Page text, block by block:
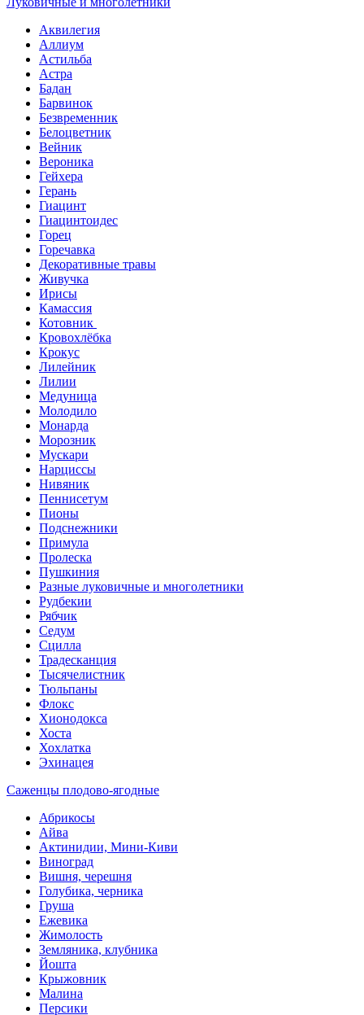
Аквилегия
Аллиум
Астильба
Астра
Бадан
Барвинок
Безвременник
Белоцветник
Вейник
Вероника
Гейхера
Герань
Гиацинт
Гиацинтоидес
Горец
Горечавка
Декоративные травы
Живучка
Ирисы
Камассия
Котовник
Кровохлёбка
Крокус
Лилейник
Лилии
Медуница
Молодило
Монарда
Морозник
Мускари
Нарциссы
Нивяник
Пеннисетум
Пионы
Подснежники
Примула
Пролеска
Пушкиния
Разные луковичные и многолетники
Рудбекии
Рябчик
Седум
Сцилла
Традесканция
Тысячелистник
Тюльпаны
Флокс
Хионодокса
Хоста
Хохлатка
Эхинацея
Саженцы плодово-ягодные
Абрикосы
Айва
Актинидии, Мини-Киви
Виноград
Вишня, черешня
Голубика, черника
Груша
Ежевика
Жимолость
Земляника, клубника
Йошта
Крыжовник
Малина
Персики